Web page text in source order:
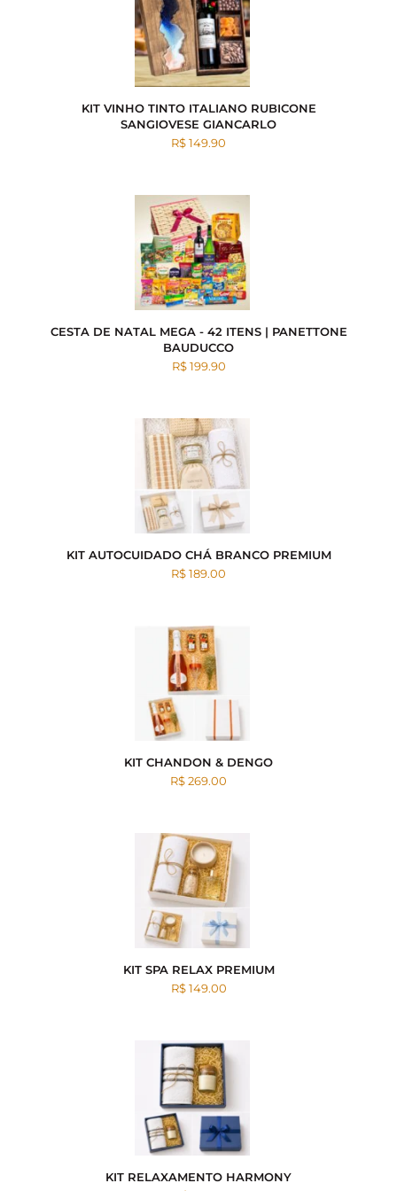
KIT VINHO TINTO ITALIANO RUBICONE
SANGIOVESE GIANCARLO
R$ 149.90
CESTA DE NATAL MEGA - 42 ITENS | PANETTONE
BAUDUCCO
R$ 199.90
KIT AUTOCUIDADO CHÁ BRANCO PREMIUM
R$ 189.00
KIT CHANDON & DENGO
R$ 269.00
KIT SPA RELAX PREMIUM
R$ 149.00
KIT RELAXAMENTO HARMONY